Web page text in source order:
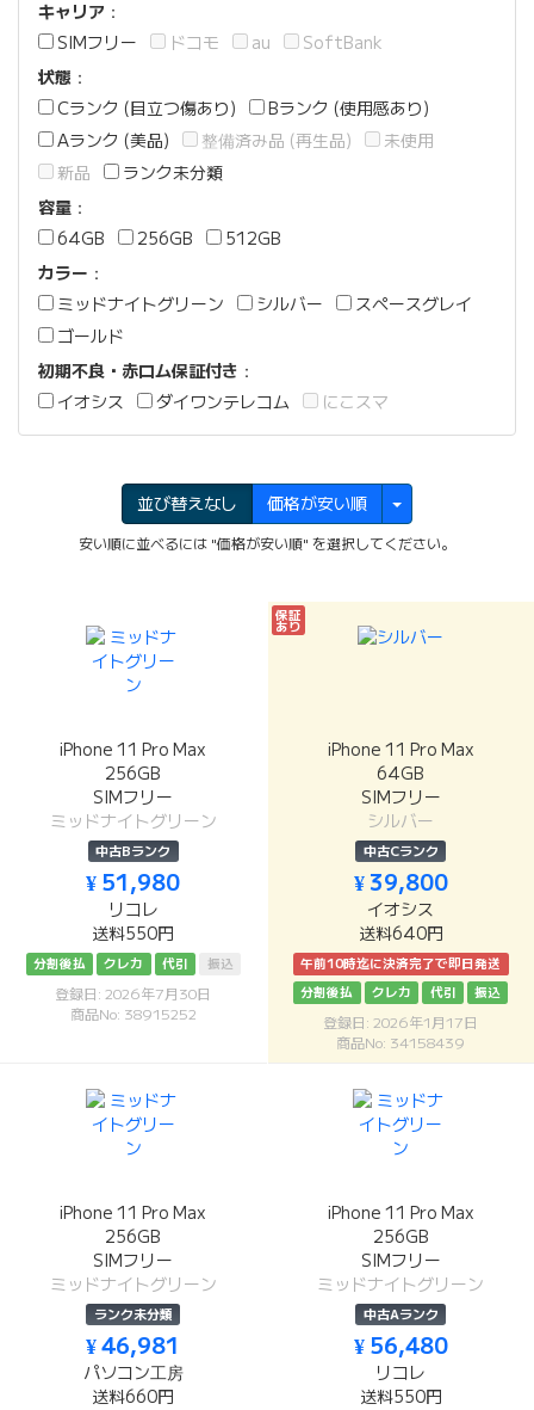
キャリア ：
SIMフリー
ドコモ au
SoftBank
状態 ：
Cランク (目立つ傷あり)
Bランク (使用感あり)
Aランク (美品)
整備済み品 (再生品)
未使用
新品
ランク未分類
容量 ：
64GB
256GB
512GB
カラー ：
ミッドナイトグリーン
シルバー
スペースグレイ
ゴールド
初期不良・赤ロム保証付き ：
イオシス
ダイワンテレコム にこスマ
並び替えなし 価格が安い順
安い順に並べるには "価格が安い順" を選択してください。
iPhone 11 Pro Max
256GB
SIMフリー
ミッドナイトグリーン
中古Bランク
¥ 51,980
リコレ
送料550円
分割後払 クレカ 代引 振込
登録日: 2026年7月30日
商品No: 38915252
保証
あり
iPhone 11 Pro Max
64GB
SIMフリー
シルバー
中古Cランク
¥ 39,800
イオシス
送料640円
午前10時迄に決済完了で即日発送
分割後払
クレカ 代引 振込
登録日: 2026年1月17日
商品No: 34158439
iPhone 11 Pro Max
256GB
SIMフリー
ミッドナイトグリーン
ランク未分類
¥ 46,981
パソコン工房
送料660円
iPhone 11 Pro Max
256GB
SIMフリー
ミッドナイトグリーン
中古Aランク
¥ 56,480
リコレ
送料550円